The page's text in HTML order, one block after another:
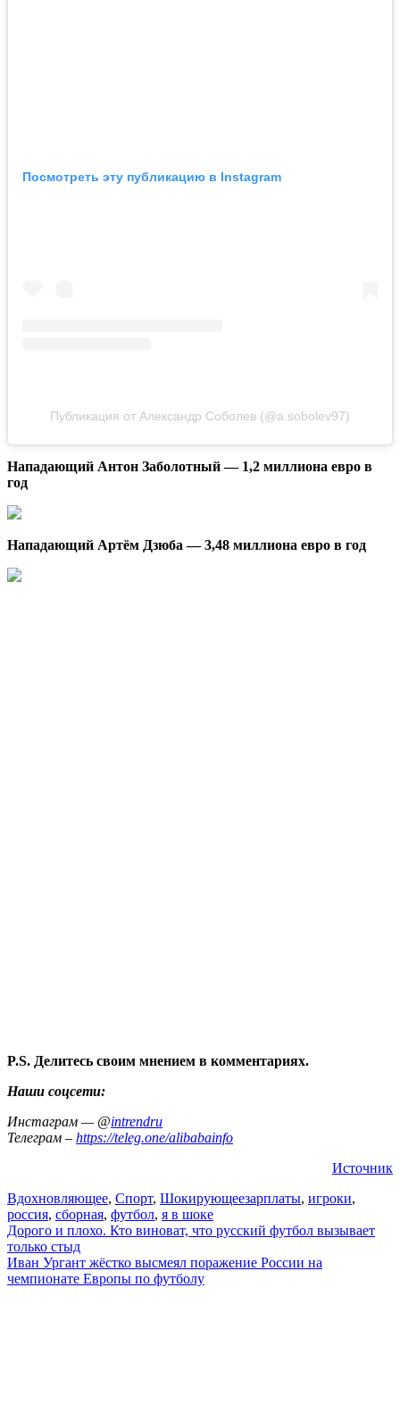
Посмотреть эту публикацию в Instagram
Публикация от Александр Соболев (@a.sobolev97)
Нападающий Антон Заболотный — 1,2 миллиона евро в
год
Нападающий Артём Дзюба — 3,48 миллиона евро в год
P.S. Делитесь своим мнением в комментариях.
Наши соцсети:
Инстаграм — @intrendru
Телеграм – https://teleg.one/alibabainfo
Источник
Вдохновляющее, Спорт, Шокирующеезарплаты, игроки,
россия, сборная, футбол, я в шоке
Навигация
по
записям
Дорого и плохо. Кто виноват, что русский футбол вызывает
только стыд
Иван Ургант жёстко высмеял поражение России на
чемпионате Европы по футболу